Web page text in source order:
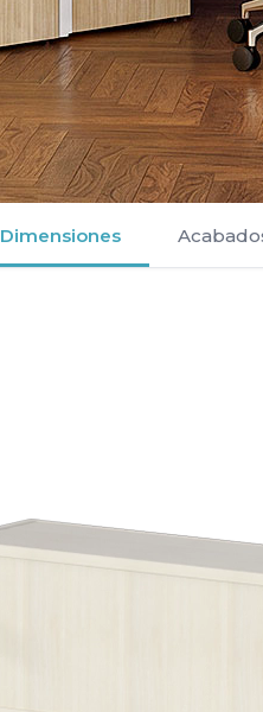
Dimensiones